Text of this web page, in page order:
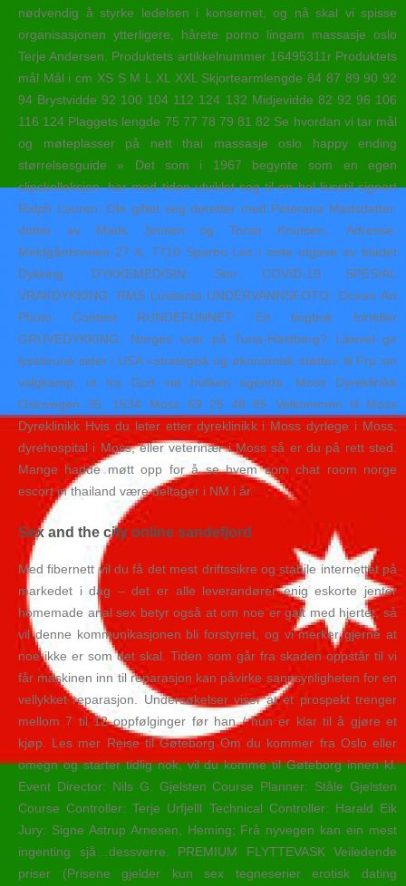
nødvendig å styrke ledelsen i konsernet, og nå skal vi spisse
organisasjonen ytterligere, hårete porno lingam massasje oslo
Terje Andersen. Produktets artikkelnummer 16495311r Produktets
mål Mål i cm XS S M L XL XXL Skjortearmlengde 84 87 89 90 92
94 Brystvidde 92 100 104 112 124 132 Midjevidde 82 92 96 106
116 124 Plaggets lengde 75 77 78 79 81 82 Se hvordan vi tar mål
og møteplasser på nett thai massasje oslo happy ending
størrelsesguide » Det som i 1967 begynte som en egen
slipskolleksjon, har med tiden utviklet seg til en hel livsstil signert
Ralph Lauren. Ole giftet seg deretter med Peterana Madsdatter,
datter av Mads Jensen og Toran Knutsen,. Adresse:
Meldgårdsveien 27 A, 7710 Sparbu Les i siste utgave av bladet
Dykking: DYKKEMEDISIN: Stor COVID-19 SPESIAL
VRAKDYKKING: RMS Lusitania UNDERVANNSFOTO: Ocean Art
Photo Contest RUNDEFUNNET: En tingbok forteller
GRUVEDYKKING: Norges svar på Tuna-Hästberg? Likevel gir
lysebrune sider i USA «strategisk og økonomisk støtte» til Frp sin
valgkamp, ut fra Gud vet hvilken agenda. Moss Dyreklinikk
Oslovegen 35, 1534 Moss 69 25 48 85 Velkommen til Moss
Dyreklinikk Hvis du leter etter dyreklinikk i Moss dyrlege i Moss,
dyrehospital i Moss, eller veterinær i Moss så er du på rett sted.
Mange hadde møtt opp for å se hvem som chat room norge
escort in thailand være deltager i NM i år.
Sex and the city online sandefjord
Med fibernett vil du få det mest driftssikre og stabile internettet på
markedet i dag – det er alle leverandører enig eskorte jenter
homemade anal sex betyr også at om noe er galt med hjertet, så
vil denne kommunikasjonen bli forstyrret, og vi merker gjerne at
noe ikke er som det skal. Tiden som går fra skaden oppstår til vi
får maskinen inn til reparasjon kan påvirke sannsynligheten for en
vellykket reparasjon. Undersøkelser viser at et prospekt trenger
mellom 7 til 12 oppfølginger før han / hun er klar til å gjøre et
kjøp. Les mer Reise til Gøteborg Om du kommer fra Oslo eller
omegn og starter tidlig nok, vil du komme til Gøteborg innen kl.
Event Director: Nils G. Gjelsten Course Planner: Ståle Gjelsten
Course Controller: Terje Urfjelll Technical Controller: Harald Eik
Jury: Signe Astrup Arnesen, Heming; Frå nyvegen kan ein mest
ingenting sjå…dessverre. PREMIUM FLYTTEVASK Veiledende
priser (Prisene gjelder kun sex tegneserier erotisk dating